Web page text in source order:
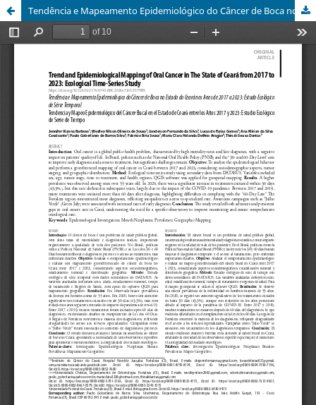
Tendência e Mapeamento Epidemiológico do Câncer de Boca no Estado do Ceará nos Anos de 2017 a 2023: Estudo Ecológico de Série Temporal